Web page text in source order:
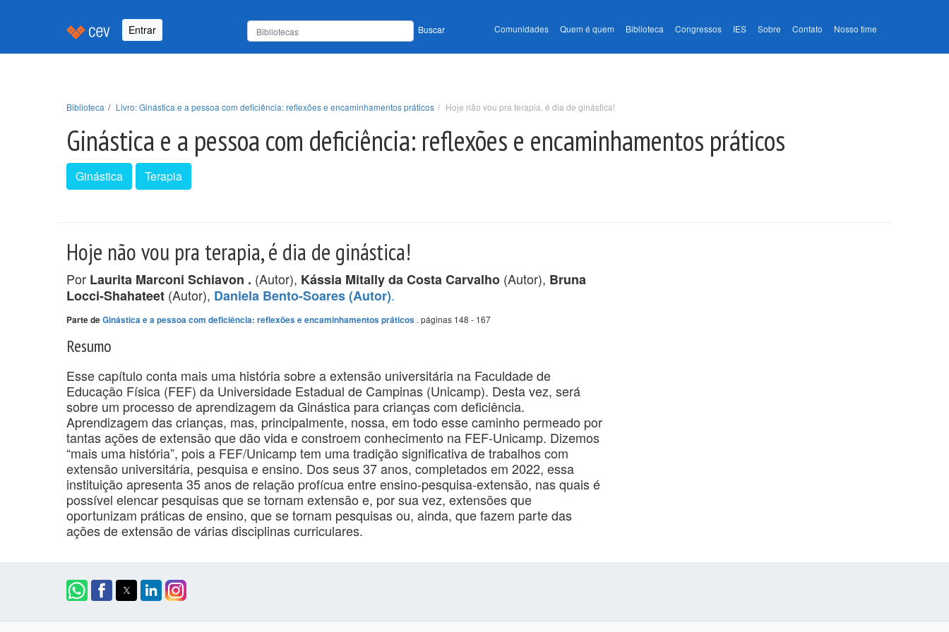
Entrar Buscar Comunidades Quem é quem Biblioteca Congressos IES Sobre Contato Nosso time
Biblioteca Livro: Ginástica e a pessoa com deficiência: reflexões e encaminhamentos práticos Hoje não vou pra terapia, é dia de ginástica!
Ginástica e a pessoa com deficiência: reflexões e encaminhamentos práticos
Ginástica Terapia
Hoje não vou pra terapia, é dia de ginástica!
Por Laurita Marconi Schiavon . (Autor), Kássia Mitally da Costa Carvalho (Autor), Bruna
Locci-Shahateet (Autor), Daniela Bento-Soares (Autor).
Parte deGinástica e a pessoa com deficiência: reflexões e encaminhamentos práticos . páginas 148 - 167
Resumo
Esse capítulo conta mais uma história sobre a extensão universitária na Faculdade de
Educação Física (FEF) da Universidade Estadual de Campinas (Unicamp). Desta vez, será
sobre um processo de aprendizagem da Ginástica para crianças com deficiência.
Aprendizagem das crianças, mas, principalmente, nossa, em todo esse caminho permeado por
tantas ações de extensão que dão vida e constroem conhecimento na FEF-Unicamp. Dizemos
“mais uma história”, pois a FEF/Unicamp tem uma tradição significativa de trabalhos com
extensão universitária, pesquisa e ensino. Dos seus 37 anos, completados em 2022, essa
instituição apresenta 35 anos de relação profícua entre ensino-pesquisa-extensão, nas quais é
possível elencar pesquisas que se tornam extensão e, por sua vez, extensões que
oportunizam práticas de ensino, que se tornam pesquisas ou, ainda, que fazem parte das
ações de extensão de várias disciplinas curriculares.